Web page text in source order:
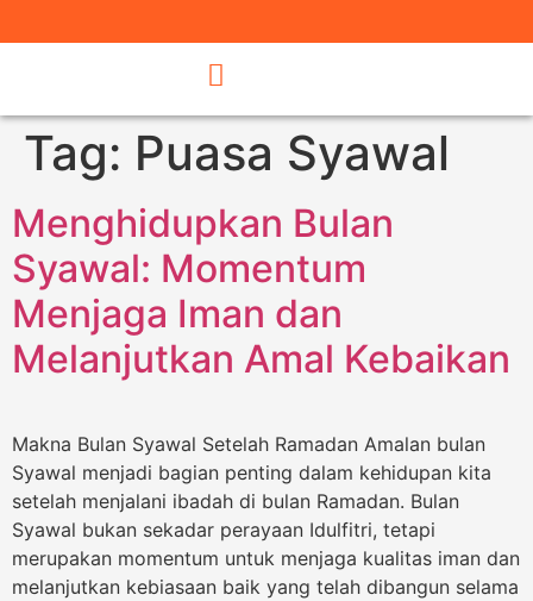
Tag: Puasa Syawal
Menghidupkan Bulan
Syawal: Momentum
Menjaga Iman dan
Melanjutkan Amal Kebaikan
Makna Bulan Syawal Setelah Ramadan Amalan bulan
Syawal menjadi bagian penting dalam kehidupan kita
setelah menjalani ibadah di bulan Ramadan. Bulan
Syawal bukan sekadar perayaan Idulfitri, tetapi
merupakan momentum untuk menjaga kualitas iman dan
melanjutkan kebiasaan baik yang telah dibangun selama